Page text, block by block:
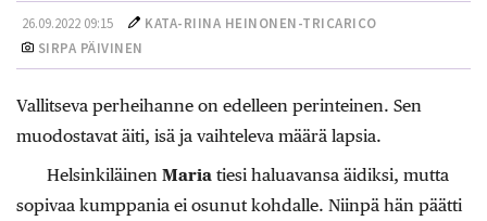
26.09.2022 09:15
KATA-RIINA HEINONEN-TRICARICO
SIRPA PÄIVINEN
Vallitseva perhe­ihanne on edelleen perinteinen. Sen
muodostavat äiti, isä ja vaihteleva määrä lapsia.
Helsinkiläinen ­ Maria tiesi haluavansa äidiksi, mutta
sopivaa kumppania ei osunut kohdalle. Niinpä hän päätti